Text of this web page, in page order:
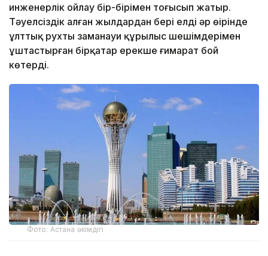
инженерлік ойлау бір-бірімен тоғысып жатыр.
Тәуелсіздік алған жылдардан бері елдің әр өңірінде
ұлттық рухты заманауи құрылыс шешімдерімен
ұштастырған бірқатар ерекше ғимарат бой
көтерді.
Фото: Астана әкімдігі